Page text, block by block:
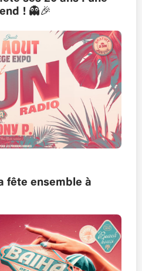
! 👻🎉
fête ensemble à